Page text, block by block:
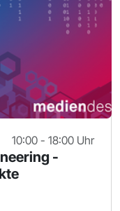
10:00 - 18:00 Uhr
-